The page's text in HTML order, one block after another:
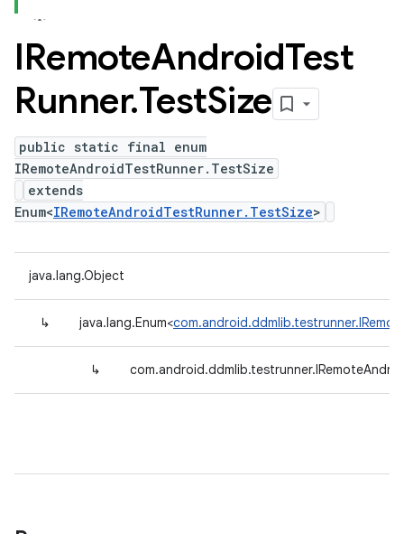
IRemoteAndroidTest
Runner.TestSize
public static final enum
IRemoteAndroidTestRunner.TestSize
extends
Enum<IRemoteAndroidTestRunner.TestSize>
java.lang.Object
↳ java.lang.Enum<
↳